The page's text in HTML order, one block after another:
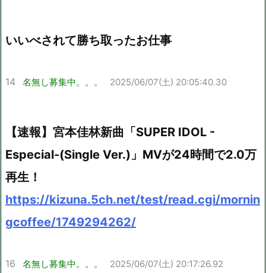
いいべされて勝ち取ったお仕事
14 名無し募集中。。。 2025/06/07(土) 20:05:40.30
【速報】宮本佳林新曲「SUPER IDOL -
Especial-(Single Ver.)」MVが24時間で2.0万
再生！
https://kizuna.5ch.net/test/read.cgi/mornin
gcoffee/1749294262/
16 名無し募集中。。。 2025/06/07(土) 20:17:26.92